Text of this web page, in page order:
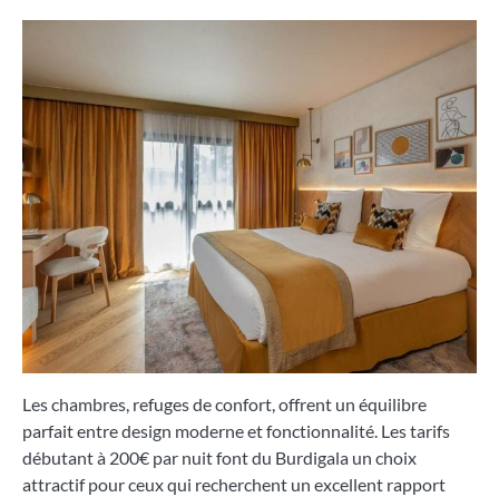
Les chambres, refuges de confort, offrent un équilibre
parfait entre design moderne et fonctionnalité. Les tarifs
débutant à 200€ par nuit font du Burdigala un choix
attractif pour ceux qui recherchent un excellent rapport